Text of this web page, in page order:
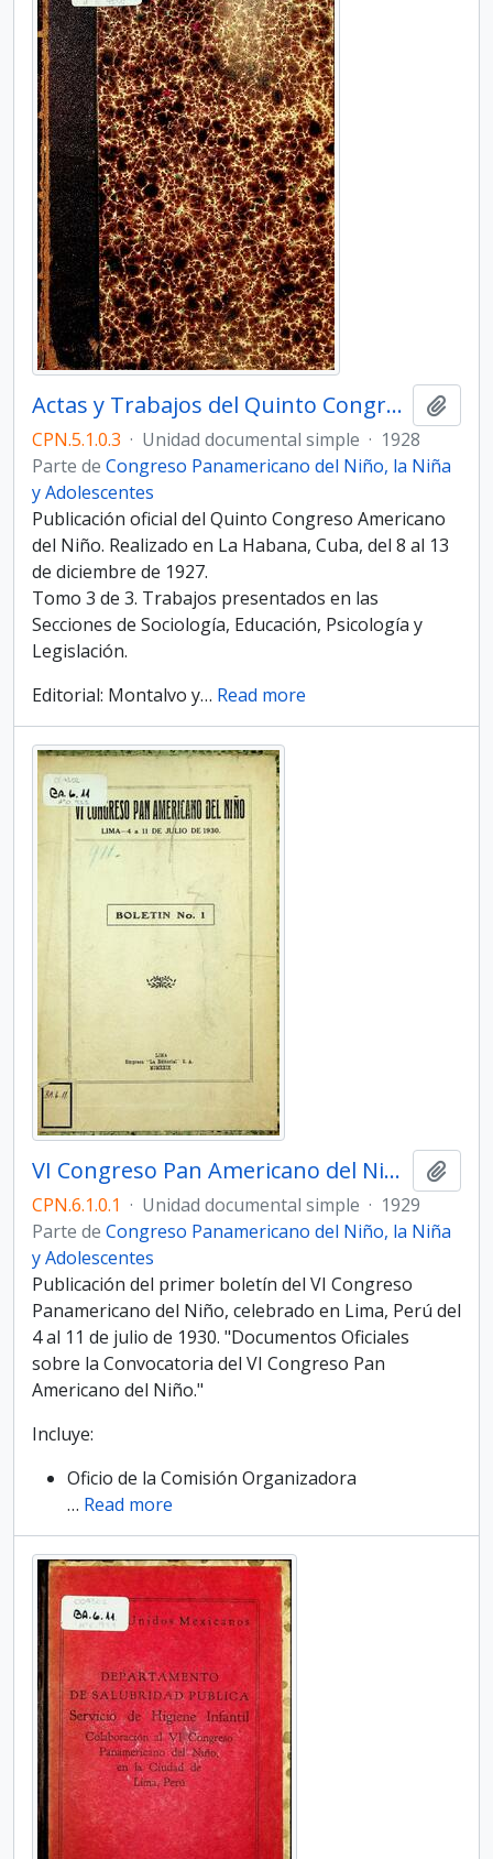
Actas y Trabajos del Quinto Congreso Panamericano del Niño. Tomo III
CPN.5.1.0.3 · Unidad documental simple · 1928
Parte de Congreso Panamericano del Niño, la Niña
y Adolescentes
Publicación oficial del Quinto Congreso Americano
del Niño. Realizado en La Habana, Cuba, del 8 al 13
de diciembre de 1927.
Tomo 3 de 3. Trabajos presentados en las
Secciones de Sociología, Educación, Psicología y
Legislación.
Editorial: Montalvo y… Read more
VI Congreso Pan Americano del Niño. Boletín N° 1
CPN.6.1.0.1 · Unidad documental simple · 1929
Parte de Congreso Panamericano del Niño, la Niña
y Adolescentes
Publicación del primer boletín del VI Congreso
Panamericano del Niño, celebrado en Lima, Perú del
4 al 11 de julio de 1930. "Documentos Oficiales
sobre la Convocatoria del VI Congreso Pan
Americano del Niño."
Incluye:
Oficio de la Comisión Organizadora
… Read more